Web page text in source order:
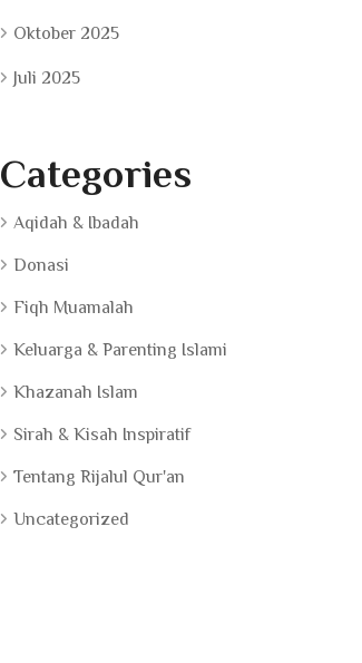
Oktober 2025
Juli 2025
Categories
Aqidah & Ibadah
Donasi
Fiqh Muamalah
Keluarga & Parenting Islami
Khazanah Islam
Sirah & Kisah Inspiratif
Tentang Rijalul Qur'an
Uncategorized